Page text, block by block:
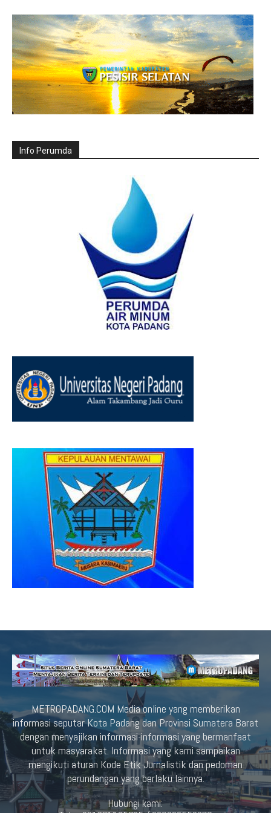
Info Perumda
METROPADANG.COM Media online yang memberikan
informasi seputar Kota Padang dan Provinsi Sumatera Barat
dengan menyajikan informasi-informasi yang bermanfaat
untuk masyarakat. Informasi yang kami sampaikan
mengikuti aturan Kode Etik Jurnalistik dan pedoman
perundangan yang berlaku lainnya.
Hubungi kami: